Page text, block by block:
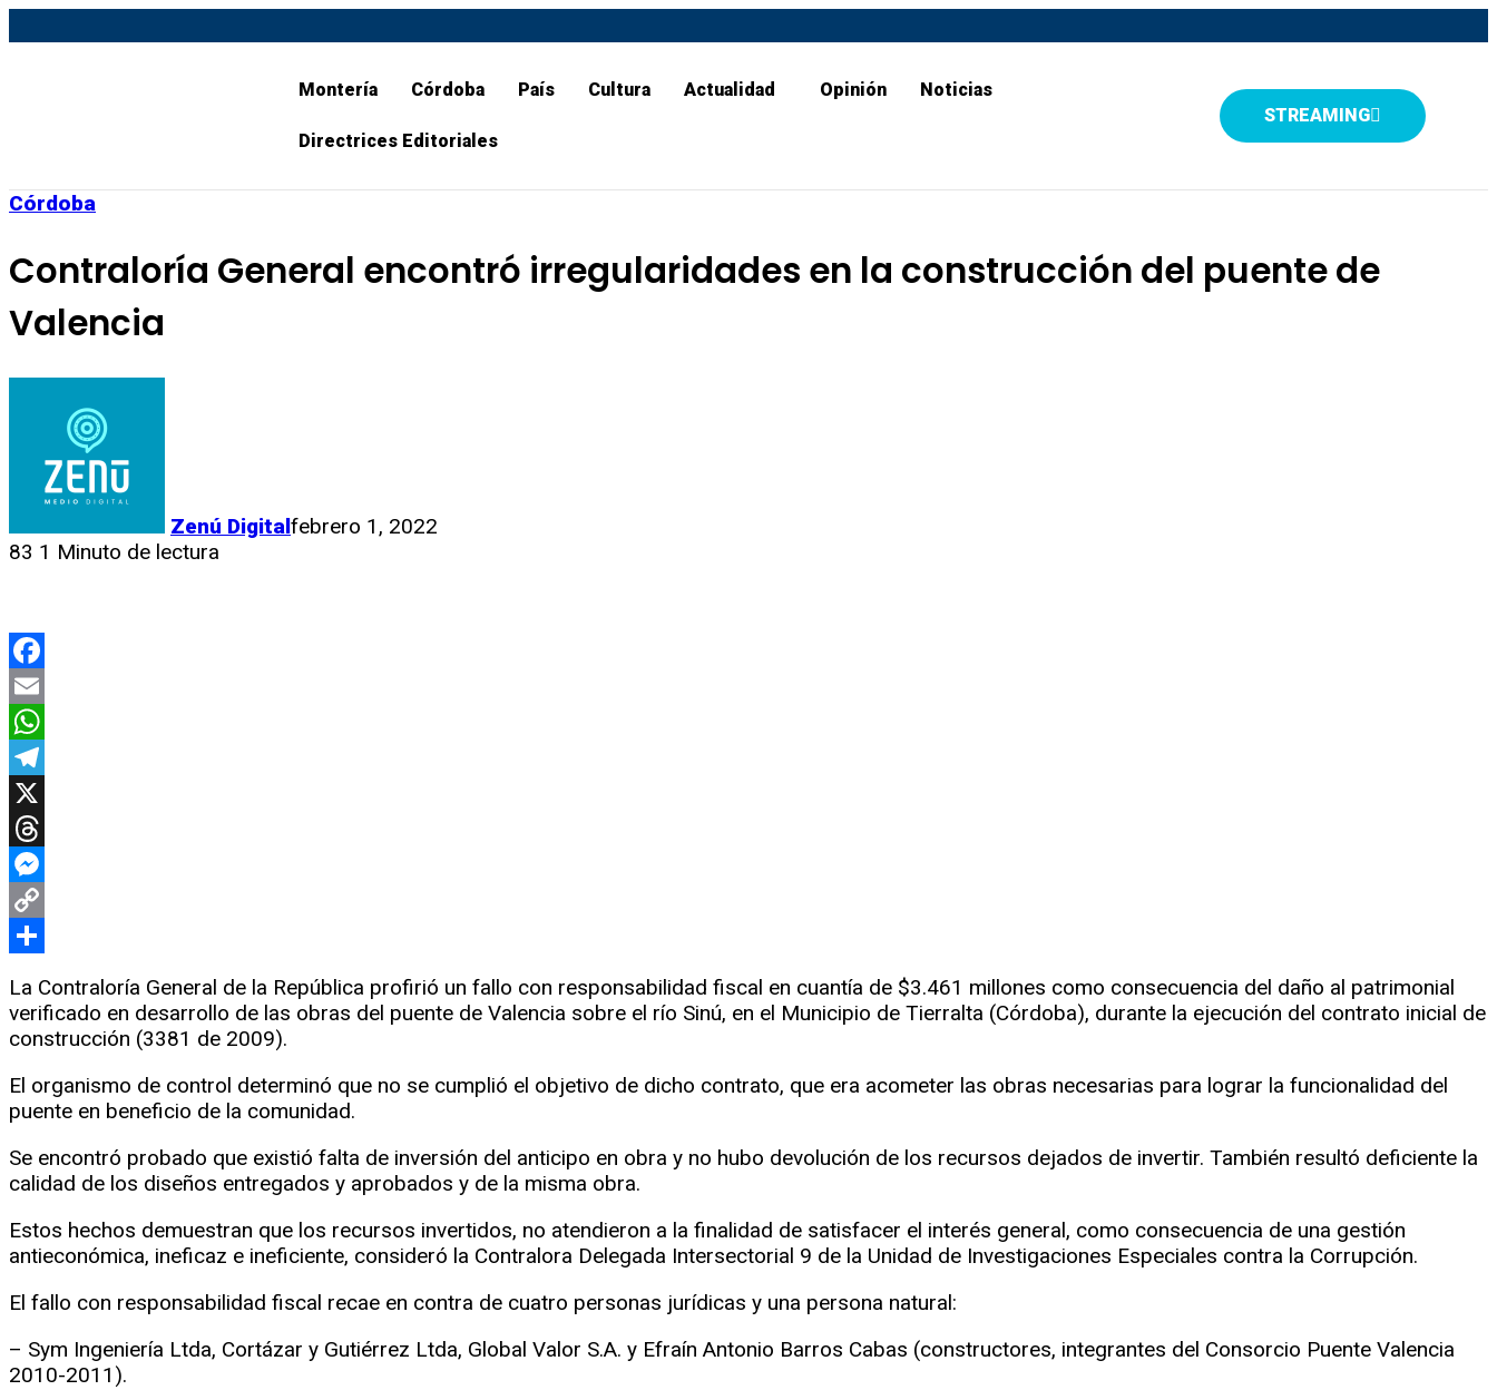
Montería Córdoba País Cultura Actualidad Opinión Noticias
Directrices Editoriales
STREAMING
Córdoba
Contraloría General encontró irregularidades en la construcción del puente de
Valencia
Zenú Digitalfebrero 1, 2022
83 1 Minuto de lectura
Facebook
Email
WhatsApp
Telegram
X
Threads
Messenger
Copy
La Contraloría General de la República profirió un fallo con responsabilidad fiscal en cuantía de $3.461 millones como consecuencia del daño al patrimonial
verificado en desarrollo de las obras del puente de Valencia sobre el río Sinú, en el Municipio de Tierralta (Córdoba), durante la ejecución del contrato inicial de
construcción (3381 de 2009).
El organismo de control determinó que no se cumplió el objetivo de dicho contrato, que era acometer las obras necesarias para lograr la funcionalidad del
puente en beneficio de la comunidad.
Se encontró probado que existió falta de inversión del anticipo en obra y no hubo devolución de los recursos dejados de invertir. También resultó deficiente la
calidad de los diseños entregados y aprobados y de la misma obra.
Estos hechos demuestran que los recursos invertidos, no atendieron a la finalidad de satisfacer el interés general, como consecuencia de una gestión
antieconómica, ineficaz e ineficiente, consideró la Contralora Delegada Intersectorial 9 de la Unidad de Investigaciones Especiales contra la Corrupción.
El fallo con responsabilidad fiscal recae en contra de cuatro personas jurídicas y una persona natural:
– Sym Ingeniería Ltda, Cortázar y Gutiérrez Ltda, Global Valor S.A. y Efraín Antonio Barros Cabas (constructores, integrantes del Consorcio Puente Valencia
2010-2011).